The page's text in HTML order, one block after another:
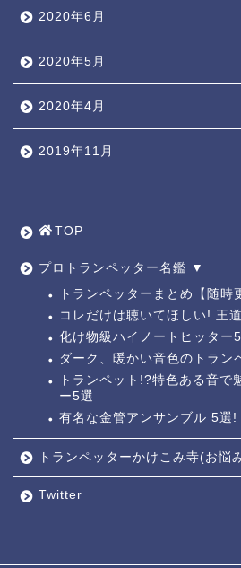
2020年6月
2020年5月
2020年4月
2019年11月
TOP
プロトランペッター名鑑 ▼
トランペッターまとめ【随時
コレだけは聴いてほしい! 王
化け物級ハイノートヒッター
ダーク、暖かい音色のトラン
トランペット!?特色ある音で
ー5選
有名な金管アンサンブル 5選!
トランペッターかけこみ寺(お悩
Twitter
トラン
トランペ
お